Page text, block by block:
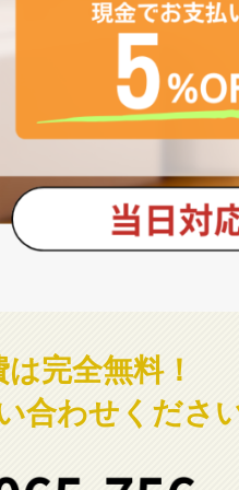
完全無料！
合わせくださ